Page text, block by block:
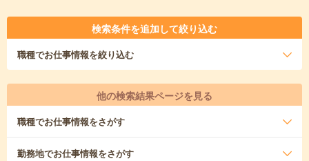
検索条件を追加して絞り込む
職種でお仕事情報を絞り込む
他の検索結果ページを見る
職種でお仕事情報をさがす
勤務地でお仕事情報をさがす